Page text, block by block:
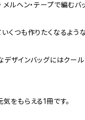
ルヘン・テープで編むバ
くつも作りたくなるよう
デザインバッグにはクー
をもらえる1冊です。